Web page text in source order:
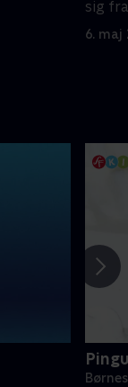
sig
al
6. maj